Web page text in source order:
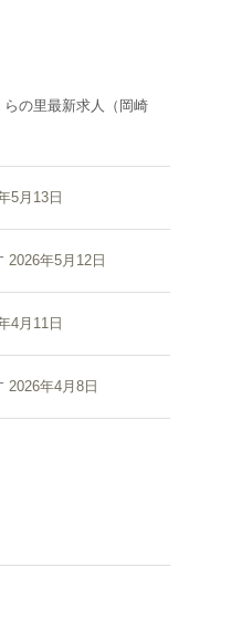
の里最新求人（岡崎
5月13日
2026年5月12日
4月11日
2026年4月8日